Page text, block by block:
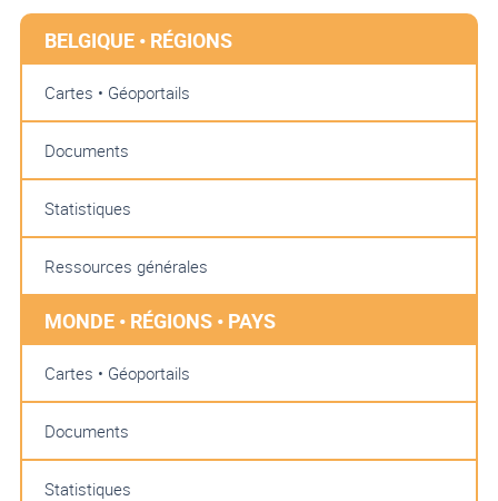
BELGIQUE • RÉGIONS
Cartes • Géoportails
Documents
Statistiques
Ressources générales
MONDE • RÉGIONS • PAYS
Cartes • Géoportails
Documents
Statistiques